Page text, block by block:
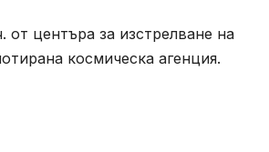
от центъра за изстрелване на
космическа агенция.